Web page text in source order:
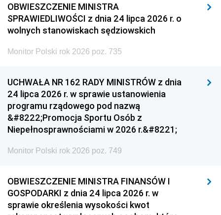
OBWIESZCZENIE MINISTRA
SPRAWIEDLIWOŚCI z dnia 24 lipca 2026 r. o
wolnych stanowiskach sędziowskich
Monitor Polski rok 2026 poz. 735
UCHWAŁA NR 162 RADY MINISTRÓW z dnia
24 lipca 2026 r. w sprawie ustanowienia
programu rządowego pod nazwą
&#8222;Promocja Sportu Osób z
Niepełnosprawnościami w 2026 r.&#8221;
Monitor Polski rok 2026 poz. 749
OBWIESZCZENIE MINISTRA FINANSÓW I
GOSPODARKI z dnia 24 lipca 2026 r. w
sprawie określenia wysokości kwot